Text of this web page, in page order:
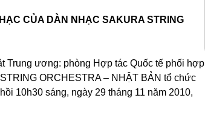
CỦA DÀN NHẠC SAKURA STRING
Trung ương: phòng Hợp tác Quốc tế phối hợp
ORCHESTRA – NHẬT BẢN tổ chức
10h30 sáng, ngày 29 tháng 11 năm 2010,